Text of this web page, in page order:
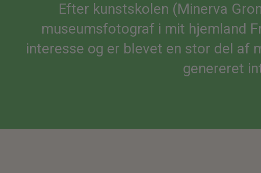
Efter kunstskolen (Minerva
museumsfotograf i mit hjemland
interesse og er blevet en stor del af
genereret